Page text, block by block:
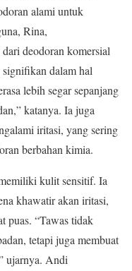
alami untuk
Rina,
deodoran komersial
signifikan dalam hal
lebih segar sepanjang
katanya. Ia juga
iritasi, yang sering
berbahan kimia.
kulit sensitif. Ia
khawatir akan iritasi,
puas. “Tawas tidak
tetapi juga membuat
ujarnya. Andi